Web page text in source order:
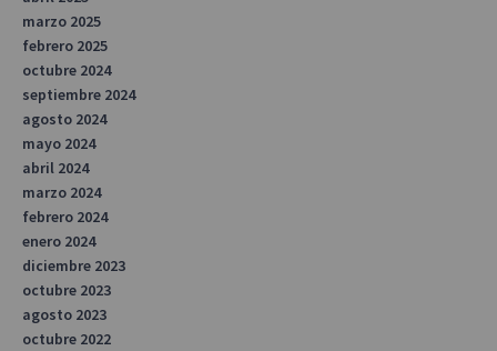
marzo 2025
febrero 2025
octubre 2024
septiembre 2024
agosto 2024
mayo 2024
abril 2024
marzo 2024
febrero 2024
enero 2024
diciembre 2023
octubre 2023
agosto 2023
octubre 2022